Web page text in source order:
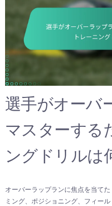
選手がオーバ
マスターする
ングドリルは
オーバーラップランに焦点を当て
ミング、ポジショニング、フィー